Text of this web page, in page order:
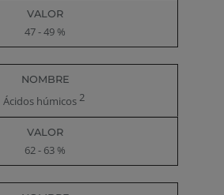
47 - 49 %
Ácidos húmicos2
62 - 63 %